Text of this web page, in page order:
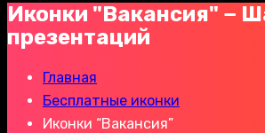
Иконки "Вакансия" −
презентаций
Главная
Бесплатные иконки
Иконки “Вакансия”